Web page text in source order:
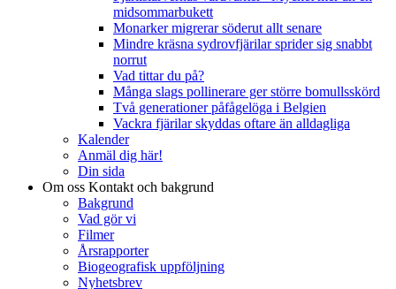
midsommarbukett
Monarker migrerar söderut allt senare
Mindre kräsna sydrovfjärilar sprider sig snabbt
norrut
Vad tittar du på?
Många slags pollinerare ger större bomullsskörd
Två generationer påfågelöga i Belgien
Vackra fjärilar skyddas oftare än alldagliga
Kalender
Anmäl dig här!
Din sida
Om oss Kontakt och bakgrund
Bakgrund
Vad gör vi
Filmer
Årsrapporter
Biogeografisk uppföljning
Nyhetsbrev